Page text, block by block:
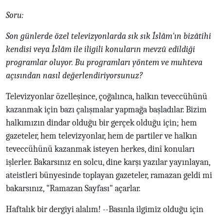
Soru:
Son günlerde özel televizyonlarda sık sık İslâm'ın bizâtihi
kendisi veya İslâm ile iligili konuların mevzû edildiği
programlar oluyor. Bu programları yöntem ve muhteva
açısından nasıl değerlendiriyorsunuz?
Televizyonlar özelleşince, çoğalınca, halkın teveccühünü
kazanmak için bazı çalışmalar yapmağa başladılar. Bizim
halkımızın dindar olduğu bir gerçek olduğu için; hem
gazeteler, hem televizyonlar, hem de partiler ve halkın
teveccühünü kazanmak isteyen herkes, dinî konuları
işlerler. Bakarsınız en solcu, dine karşı yazılar yayınlayan,
ateistleri bünyesinde toplayan gazeteler, ramazan geldi mi
bakarsınız, "Ramazan Sayfası" açarlar.
Haftalık bir dergiyi alalım! --Basınla ilgimiz olduğu için